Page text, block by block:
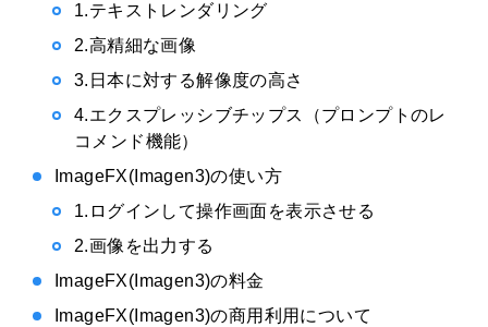
1.テキストレンダリング
2.高精細な画像
3.日本に対する解像度の高さ
4.エクスプレッシブチップス（プロンプトのレ
コメンド機能）
ImageFX(Imagen3)の使い方
1.ログインして操作画面を表示させる
2.画像を出力する
ImageFX(Imagen3)の料金
ImageFX(Imagen3)の商用利用について